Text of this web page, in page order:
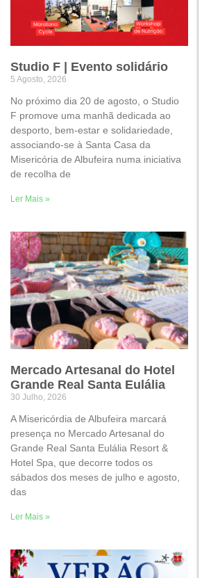
Studio F | Evento solidário
5 Agosto, 2026
No próximo dia 20 de agosto, o Studio
F promove uma manhã dedicada ao
desporto, bem-estar e solidariedade,
associando-se à Santa Casa da
Misericória de Albufeira numa iniciativa
de recolha de
Ler Mais »
Mercado Artesanal do Hotel
Grande Real Santa Eulália
30 Julho, 2026
A Misericórdia de Albufeira marcará
presença no Mercado Artesanal do
Grande Real Santa Eulália Resort &
Hotel Spa, que decorre todos os
sábados dos meses de julho e agosto,
das
Ler Mais »